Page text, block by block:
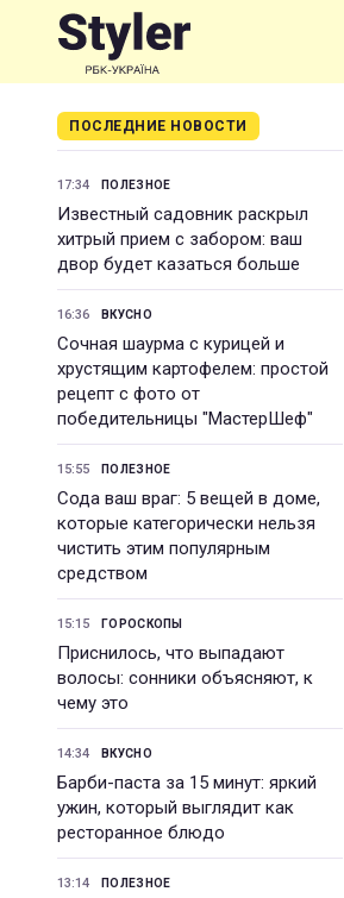
ПОСЛЕДНИЕ НОВОСТИ
17:34 ПОЛЕЗНОЕ
Известный садовник раскрыл
хитрый прием с забором: ваш
двор будет казаться больше
16:36 ВКУСНО
Сочная шаурма с курицей и
хрустящим картофелем: простой
рецепт с фото от
победительницы "МастерШеф"
15:55 ПОЛЕЗНОЕ
Сода ваш враг: 5 вещей в доме,
которые категорически нельзя
чистить этим популярным
средством
15:15 ГОРОСКОПЫ
Приснилось, что выпадают
волосы: сонники объясняют, к
чему это
14:34 ВКУСНО
Барби-паста за 15 минут: яркий
ужин, который выглядит как
ресторанное блюдо
13:14 ПОЛЕЗНОЕ